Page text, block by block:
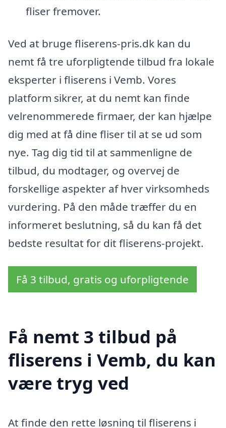
fliser fremover.
Ved at bruge fliserens-pris.dk kan du
nemt få tre uforpligtende tilbud fra lokale
eksperter i fliserens i Vemb. Vores
platform sikrer, at du nemt kan finde
velrenommerede firmaer, der kan hjælpe
dig med at få dine fliser til at se ud som
nye. Tag dig tid til at sammenligne de
tilbud, du modtager, og overvej de
forskellige aspekter af hver virksomheds
vurdering. På den måde træffer du en
informeret beslutning, så du kan få det
bedste resultat for dit fliserens-projekt.
Få 3 tilbud, gratis og uforpligtende
Få nemt 3 tilbud på
fliserens i Vemb, du kan
være tryg ved
At finde den rette løsning til fliserens i